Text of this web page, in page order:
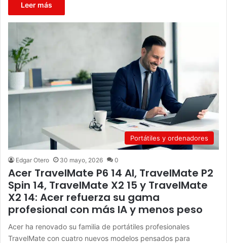
Leer más
Portátiles y ordenadores
Edgar Otero 30 mayo, 2026 0
Acer TravelMate P6 14 AI, TravelMate P2
Spin 14, TravelMate X2 15 y TravelMate
X2 14: Acer refuerza su gama
profesional con más IA y menos peso
Acer ha renovado su familia de portátiles profesionales
TravelMate con cuatro nuevos modelos pensados para